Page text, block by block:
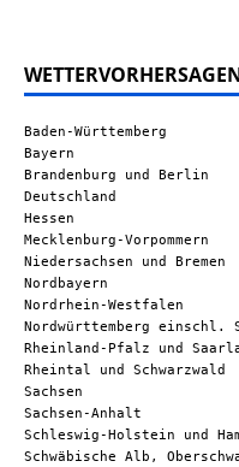
Baden-Württemberg
Bayern
Brandenburg und Berlin
Deutschland
Hessen
Mecklenburg-Vorpommern
Niedersachsen und Bremen
Nordbayern
Nordrhein-Westfalen
Nordwürttemberg einschl.
Rheinland-Pfalz und
Rheintal und Schwarzwald
Sachsen
Sachsen-Anhalt
Schleswig-Holstein und
Schwäbische Alb,